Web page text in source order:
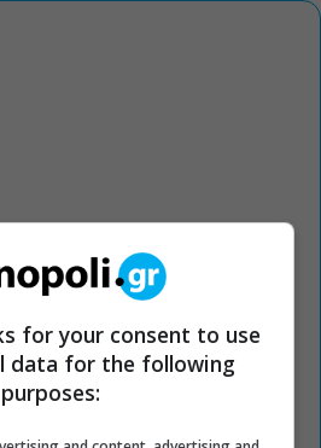
αλλάζουν την αντίληψη για
for your consent to use
data for the following
purposes: